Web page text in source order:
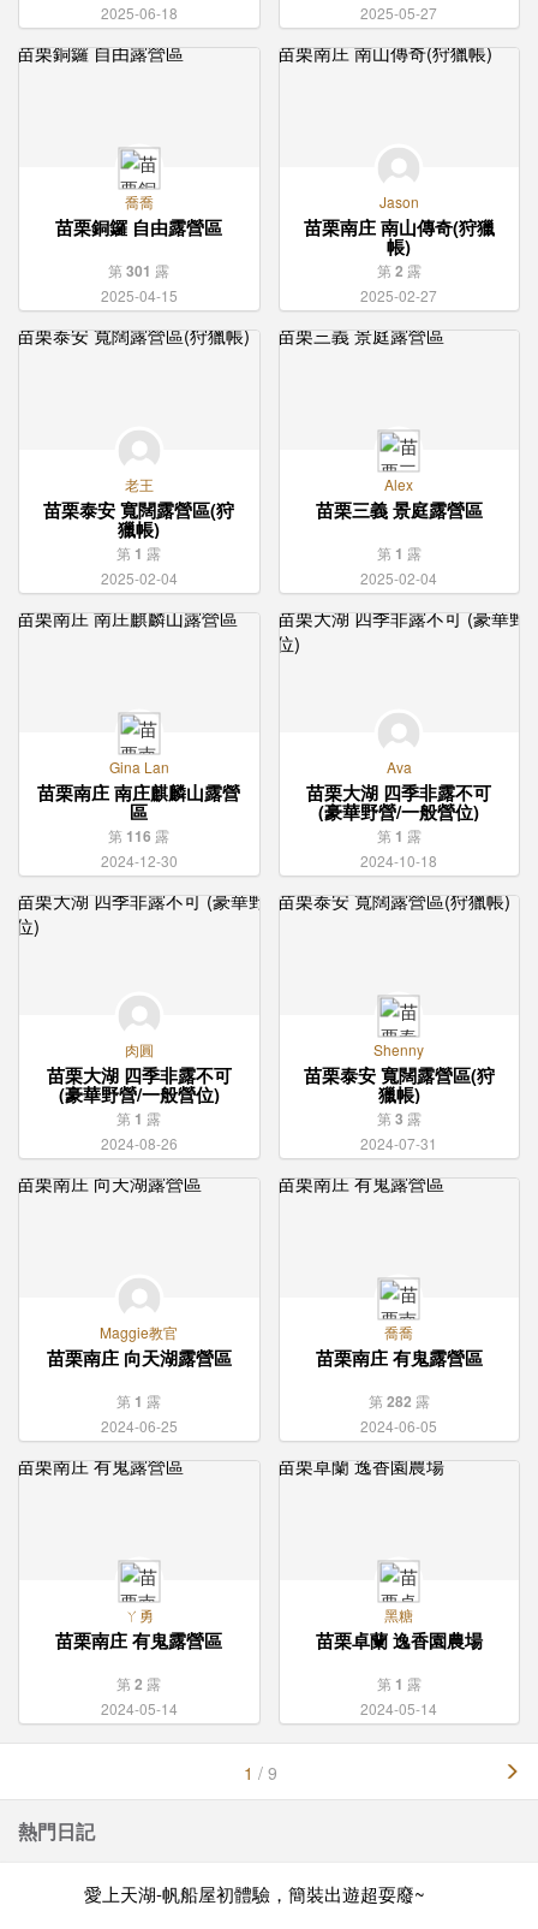
2025-06-18
2025-05-27
喬喬
苗栗銅鑼 自由露營區
第301 露
2025-04-15
Jason
苗栗南庄 南山傳奇(狩獵
帳)
第2 露
2025-02-27
老王
苗栗泰安 寬闊露營區(狩
獵帳)
第 1 露
2025-02-04
Alex
苗栗三義 景庭露營區
第 1 露
2025-02-04
Gina Lan
苗栗南庄 南庄麒麟山露營
區
第 116 露
2024-12-30
Ava
苗栗大湖 四季非露不可
(豪華野營/一般營位)
第 1 露
2024-10-18
肉圓
苗栗大湖 四季非露不可
(豪華野營/一般營位)
第 1 露
2024-08-26
Shenny
苗栗泰安 寬闊露營區(狩
獵帳)
第3 露
2024-07-31
Maggie教官
苗栗南庄 向天湖露營區
第 1 露
2024-06-25
喬喬
苗栗南庄 有鬼露營區
第282 露
2024-06-05
ㄚ勇
苗栗南庄 有鬼露營區
第2 露
2024-05-14
黑糖
苗栗卓蘭 逸香園農場
第 1 露
2024-05-14
1 / 9
熱門日記
愛上天湖-帆船屋初體驗，簡裝出遊超耍廢~